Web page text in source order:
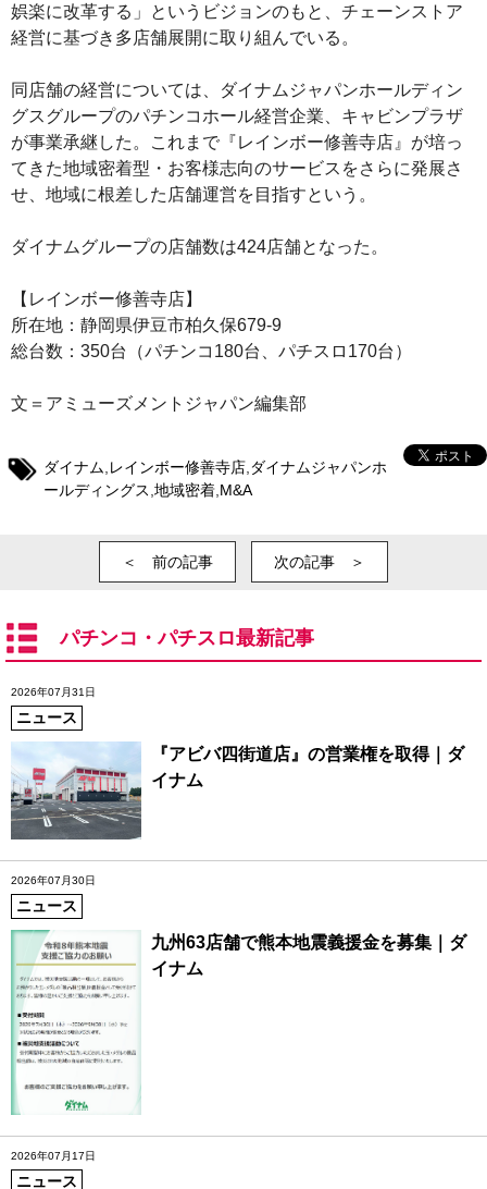
娯楽に改革する」というビジョンのもと、チェーンストア
経営に基づき多店舗展開に取り組んでいる。
同店舗の経営については、ダイナムジャパンホールディン
グスグループのパチンコホール経営企業、キャビンプラザ
が事業承継した。これまで『レインボー修善寺店』が培っ
てきた地域密着型・お客様志向のサービスをさらに発展さ
せ、地域に根差した店舗運営を目指すという。
ダイナムグループの店舗数は424店舗となった。
【レインボー修善寺店】
所在地：静岡県伊豆市柏久保679-9
総台数：350台（パチンコ180台、パチスロ170台）
文＝アミューズメントジャパン編集部
ダイナム レインボー修善寺店 ダイナムジャパンホ
ールディングス 地域密着 M&A
＜ 前の記事 次の記事 ＞
パチンコ・パチスロ最新記事
2026年07月31日
ニュース
『アビバ四街道店』の営業権を取得｜ダ
イナム
2026年07月30日
ニュース
九州63店舗で熊本地震義援金を募集｜ダ
イナム
2026年07月17日
ニュース